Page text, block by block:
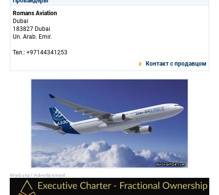
Romans Aviation
Dubai
183827 Dubai
Un. Arab. Emir.
Тел.: +97144341253
Контакт с продавцом